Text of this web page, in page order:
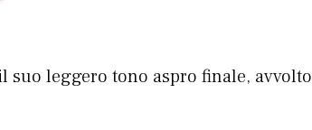
leggero tono aspro finale, avvolto